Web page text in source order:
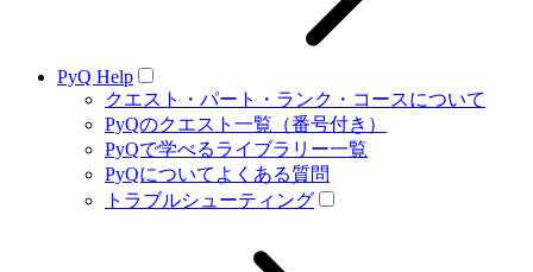
PyQ Help
クエスト・パート・ランク・コースについて
PyQのクエスト一覧（番号付き）
PyQで学べるライブラリー一覧
PyQについてよくある質問
トラブルシューティング